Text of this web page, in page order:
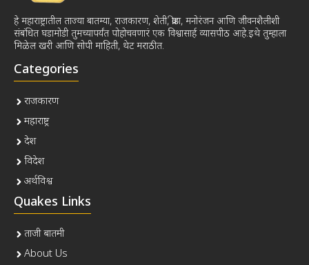
हे महाराष्ट्रातील ताज्या बातम्या, राजकारण, शेती, क्रीडा, मनोरंजन आणि जीवनशैलीशी
संबंधित घडामोडी तुमच्यापर्यंत पोहोचवणारं एक विश्वासार्ह व्यासपीठ आहे.इथे तुम्हाला
मिळेल खरी आणि सोपी माहिती, थेट मराठीत.
Categories
राजकारण
महाराष्ट्र
देश
विदेश
अर्थविश्व
Quakes Links
ताजी बातमी
About Us